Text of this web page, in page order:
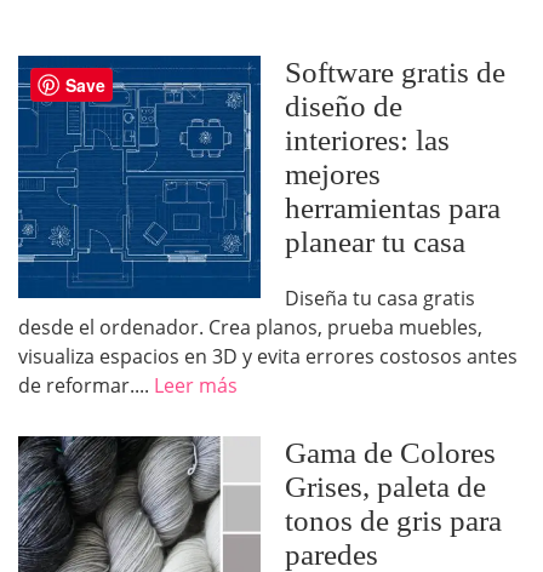
Software gratis de
diseño de
interiores: las
mejores
herramientas para
planear tu casa
Diseña tu casa gratis
desde el ordenador. Crea planos, prueba muebles,
visualiza espacios en 3D y evita errores costosos antes
de reformar.... Leer más
Gama de Colores
Grises, paleta de
tonos de gris para
paredes
Save